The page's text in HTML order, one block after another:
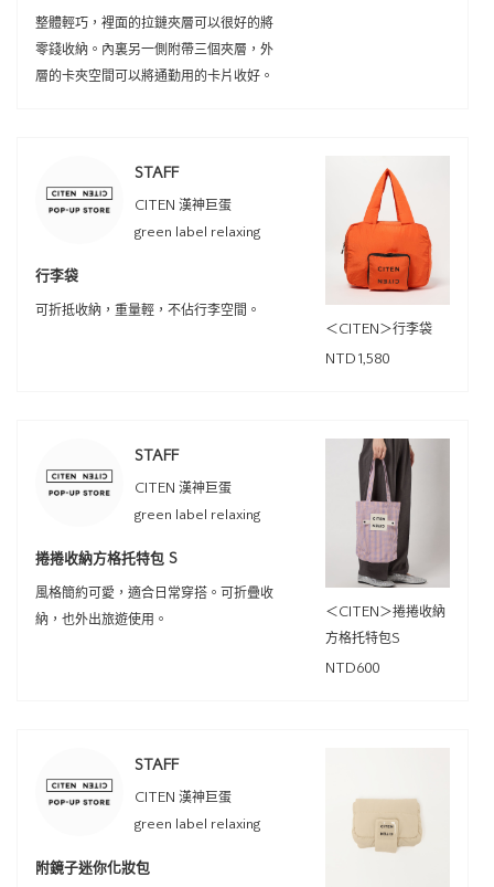
整體輕巧，裡面的拉鏈夾層可以很好的將
零錢收納。內裏另一側附帶三個夾層，外
層的卡夾空間可以將通勤用的卡片收好。
STAFF
CITEN 漢神巨蛋
green label relaxing
行李袋
可折抵收納，重量輕，不佔行李空間。
＜CITEN＞行李袋
NTD1,580
STAFF
CITEN 漢神巨蛋
green label relaxing
捲捲收納方格托特包 S
風格簡約可愛，適合日常穿搭。可折疊收
納，也外出旅遊使用。
＜CITEN＞捲捲收納
方格托特包S
NTD600
STAFF
CITEN 漢神巨蛋
green label relaxing
附鏡子迷你化妝包